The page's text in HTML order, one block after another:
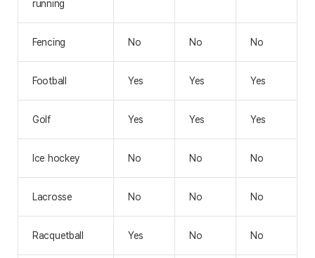
running
Fencing No No No
Football Yes Yes Yes
Golf Yes Yes Yes
Ice hockey No No No
Lacrosse No No No
Racquetball Yes No No